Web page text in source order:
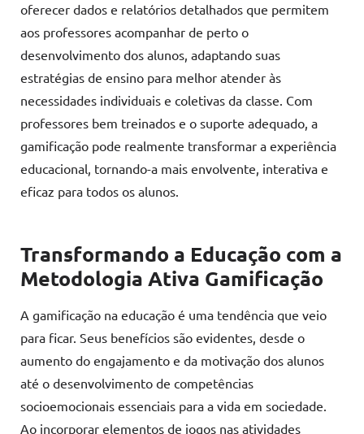
oferecer dados e relatórios detalhados que permitem
aos professores acompanhar de perto o
desenvolvimento dos alunos, adaptando suas
estratégias de ensino para melhor atender às
necessidades individuais e coletivas da classe. Com
professores bem treinados e o suporte adequado, a
gamificação pode realmente transformar a experiência
educacional, tornando-a mais envolvente, interativa e
eficaz para todos os alunos.
Transformando a Educação com a
Metodologia Ativa Gamificação
A gamificação na educação é uma tendência que veio
para ficar. Seus benefícios são evidentes, desde o
aumento do engajamento e da motivação dos alunos
até o desenvolvimento de competências
socioemocionais essenciais para a vida em sociedade.
Ao incorporar elementos de jogos nas atividades